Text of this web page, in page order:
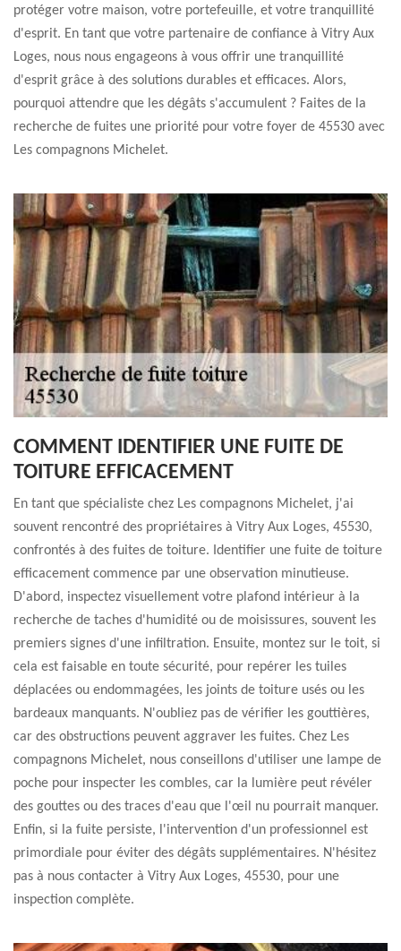
protéger votre maison, votre portefeuille, et votre tranquillité
d'esprit. En tant que votre partenaire de confiance à Vitry Aux
Loges, nous nous engageons à vous offrir une tranquillité
d'esprit grâce à des solutions durables et efficaces. Alors,
pourquoi attendre que les dégâts s'accumulent ? Faites de la
recherche de fuites une priorité pour votre foyer de 45530 avec
Les compagnons Michelet.
COMMENT IDENTIFIER UNE FUITE DE
TOITURE EFFICACEMENT
En tant que spécialiste chez Les compagnons Michelet, j'ai
souvent rencontré des propriétaires à Vitry Aux Loges, 45530,
confrontés à des fuites de toiture. Identifier une fuite de toiture
efficacement commence par une observation minutieuse.
D'abord, inspectez visuellement votre plafond intérieur à la
recherche de taches d'humidité ou de moisissures, souvent les
premiers signes d'une infiltration. Ensuite, montez sur le toit, si
cela est faisable en toute sécurité, pour repérer les tuiles
déplacées ou endommagées, les joints de toiture usés ou les
bardeaux manquants. N'oubliez pas de vérifier les gouttières,
car des obstructions peuvent aggraver les fuites. Chez Les
compagnons Michelet, nous conseillons d'utiliser une lampe de
poche pour inspecter les combles, car la lumière peut révéler
des gouttes ou des traces d'eau que l'œil nu pourrait manquer.
Enfin, si la fuite persiste, l'intervention d'un professionnel est
primordiale pour éviter des dégâts supplémentaires. N'hésitez
pas à nous contacter à Vitry Aux Loges, 45530, pour une
inspection complète.